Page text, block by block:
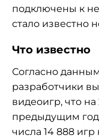
подключены к
стало известно
Что известно
Согласно
разработчики
видеоигр, что
предыдущим
числа 14 888